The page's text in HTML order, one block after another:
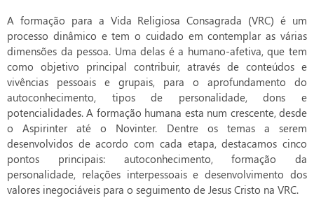
A formação para a Vida Religiosa Consagrada (VRC) é um
processo dinâmico e tem o cuidado em contemplar as várias
dimensões da pessoa. Uma delas é a humano-afetiva, que tem
como objetivo principal contribuir, através de conteúdos e
vivências pessoais e grupais, para o aprofundamento do
autoconhecimento, tipos de personalidade, dons e
potencialidades. A formação humana esta num crescente, desde
o Aspirinter até o Novinter. Dentre os temas a serem
desenvolvidos de acordo com cada etapa, destacamos cinco
pontos principais: autoconhecimento, formação da
personalidade, relações interpessoais e desenvolvimento dos
valores inegociáveis para o seguimento de Jesus Cristo na VRC.